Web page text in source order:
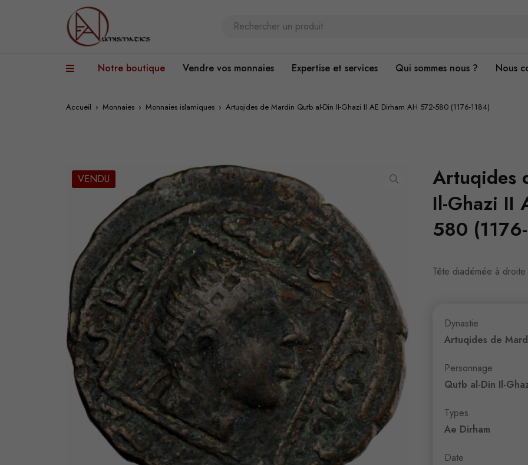
Notre boutique Vendre vos monnaies Expertise et services Qui sommes nous ? Nous
Accueil › Monnaies › Monnaies islamiques › Artuqides de Mardin Qutb al-Din Il-Ghazi II AE Dirham AH 572-580 (1176-1184)
VENDU
Artuqides
Il-Ghazi II
580
Tête diadémée à
Dynastie
Artuqides de
Personnage
Qutb al-Din Il-
Types
Ae Dirham
Date